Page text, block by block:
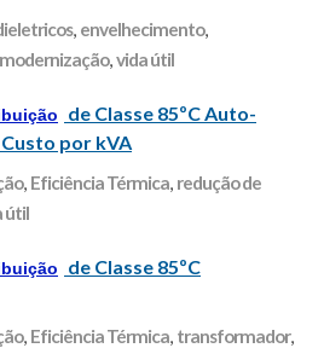
, envelhecimento,
modernização,vida útil
de Classe 85ºC Auto-
por kVA
, Eficiência Térmica, redução de
útil
de Classe 85ºC
, Eficiência Térmica, transformador,